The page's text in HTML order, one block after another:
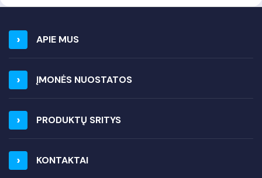
APIE MUS
ĮMONĖS NUOSTATOS
PRODUKTŲ SRITYS
KONTAKTAI